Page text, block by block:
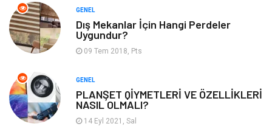
Hediyelik Eşya Kültür
Anahtar Kelime Penguen
Hosting
GENEL
Dış Mekanlar İçin Hangi Perdeler
Uygundur?
09 Tem 2018, Pts
GENEL
PLANŞET QİYMETLERİ VE ÖZELLİKLERİ
NASIL OLMALI?
14 Eyl 2021, Sal